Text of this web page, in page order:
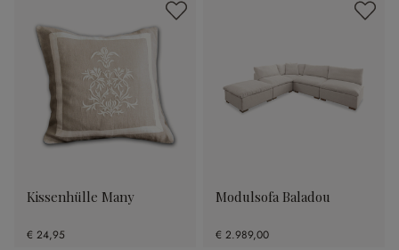
Kissenhülle Many
€ 24,95
Modulsofa Baladou
€ 2.989,00